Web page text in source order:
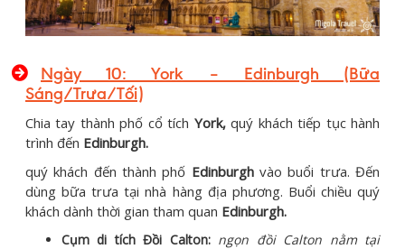
Ngày 10: York – Edinburgh (Bữa
Sáng/Trưa/Tối)
Chia tay thành phố cổ tích York,quý khách tiếp tục hành
trình đến Edinburgh.
quý khách đến thành phố Edinburghvào buổi trưa. Đến
dùng bữa trưa tại nhà hàng địa phương. Buổi chiều quý
khách dành thời gian tham quan Edinburgh.
Cụm di tích Đồi Calton: ngọn đồi Calton nằm tại